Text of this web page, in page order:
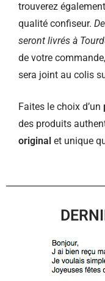
trouverez
qualité confiseur.
seront livrés à
de votre
sera joint au colis
Faites le choix d’un
des produits
original et unique